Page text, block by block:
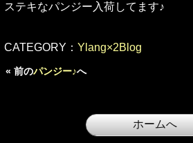
ステキなパンジー入荷してます♪
CATEGORY： Ylang×2Blog
« 前のパンジー♪へ